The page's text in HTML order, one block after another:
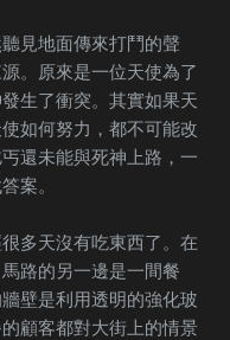
見地面傳來打鬥的聲
。原來是一位天使為了
生了衝突。其實如果天
如何努力，都不可能改
還未能與死神上路，一
案。
多天沒有吃東西了。在
路的另一邊是一間餐
壁是利用透明的強化玻
顧客都對大街上的情景